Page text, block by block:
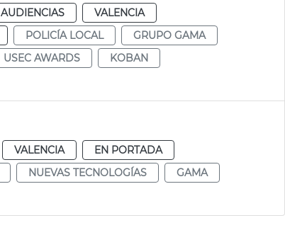
VALENCIA
POLICÍA LOCAL
GRUPO GAMA
USEC AWARDS
KOBAN
VALENCIA
EN PORTADA
NUEVAS TECNOLOGÍAS
GAMA